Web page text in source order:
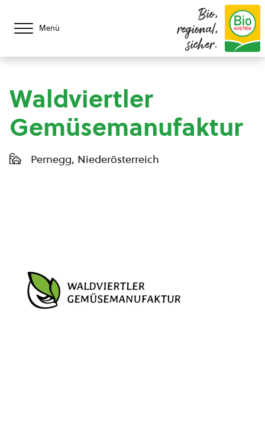
Menü
Bio,
regional,
sicher.
Waldviertler
Gemüsemanufaktur
Pernegg, Niederösterreich